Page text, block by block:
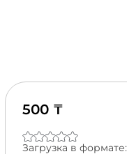
500 ₸
Загрузка в формате: